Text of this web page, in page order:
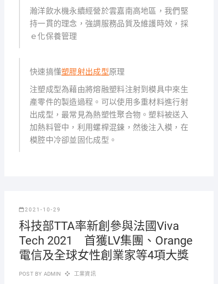
瀚洋飲水機永續經營於雲嘉南高地區，我們堅
持一貫的理念，強調服務品質及維護時效，採
ｅ化保養管理
快速搞懂塑膠射出成型原理
注塑成型為藉由將熔融塑料注射到模具中來生
產零件的製造過程。可以使用多重材料進行射
出成型，最常見為熱塑性聚合物。塑料被送入
加熱料管中，利用螺桿混鍊，然後注入模，在
模腔中冷卻並固化成型。
2021-10-29
科技部TTA率新創參與法國Viva
Tech 2021 首獲LV集團、Orange
電信及全球女性創業家等4項大獎
POST BY ADMIN 工業資訊